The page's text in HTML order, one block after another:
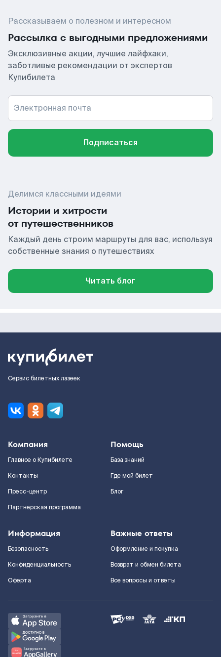
Рассказываем о полезном и интересном
Рассылка с выгодными предложениями
Эксклюзивные акции, лучшие лайфхаки,
заботливые рекомендации от экспертов
Купибилета
Электронная почта
Подписаться
Делимся классными идеями
Истории и хитрости
от путешественников
Каждый день строим маршруты для вас, используя
собственные знания о путешествиях
Читать блог
Сервис билетных лазеек
Компания
Главное о Купибилете
Контакты
Пресс-центр
Партнерская программа
Помощь
База знаний
Где мой билет
Блог
Информация
Безопасность
Конфиденциальность
Оферта
Важные ответы
Оформление и покупка
Возврат и обмен билета
Все вопросы и ответы